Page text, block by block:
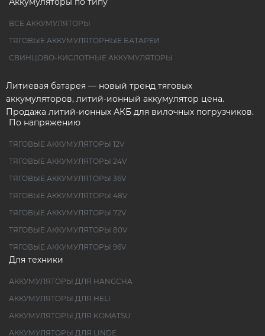
ВСЕ АККУМУЛЯТОРЫ
ТЯГОВЫЕ АККУМУЛЯТОРНЫЕ БАТАРЕИ
СВИНЦОВО-КИСЛОТНЫЕ АККУМУЛЯТОРЫ
Литиевая батарея — новый тренд тяговых
аккумуляторов, литий-ионный аккумулятор цена.
Продажа литий-ионных АКБ для вилочных погрузчиков.
По напряжению
ТЯГОВЫЕ АККУМУЛЯТОРЫ 12V
ТЯГОВЫЕ АККУМУЛЯТОРЫ 24V
ТЯГОВЫЕ АККУМУЛЯТОРЫ 36V
ТЯГОВЫЕ АККУМУЛЯТОРЫ 48V
ТЯГОВЫЕ АККУМУЛЯТОРЫ 72V
ТЯГОВЫЕ АККУМУЛЯТОРЫ 80V
ТЯГОВЫЕ АККУМУЛЯТОРЫ 96V
Для техники
АККУМУЛЯТОРЫ ДЛЯ HANGCHA
АККУМУЛЯТОРЫ ДЛЯ HELI
АККУМУЛЯТОРЫ ДЛЯ KOMATSU
АККУМУЛЯТОРЫ ДЛЯ LINDE